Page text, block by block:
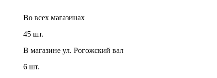
Во всех магазинах
45 шт.
В магазине ул. Рогожский вал
6 шт.